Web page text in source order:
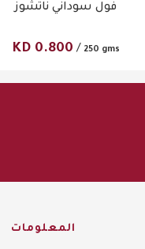
فول سوداني ناتشوز
KD 0.800 / 250 gms
المعلومات